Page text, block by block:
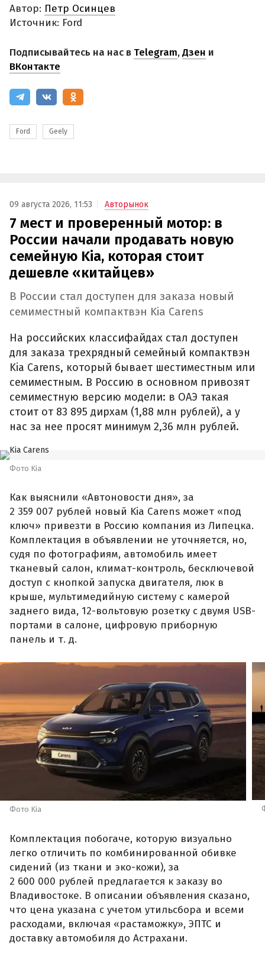
Автор: Петр Осинцев
Источник: Ford
Подписывайтесь на нас в Telegram,Дзен и
ВКонтакте
Ford Geely
09 августа 2026, 11:53 Авторынок
7 мест и проверенный мотор: в
России начали продавать новую
семейную Kia, которая стоит
дешевле «китайцев»
В России стал доступен для заказа новый
семиместный компактвэн Kia Carens
На российских классифайдах стал доступен
для заказа трехрядный семейный компактвэн
Kia Carens, который бывает шестиместным или
семиместным. В Россию в основном привозят
семиместную версию модели: в ОАЭ такая
стоит от 83 895 дирхам (1,88 млн рублей), а у
нас за нее просят минимум 2,36 млн рублей.
Фото Kia
Как выяснили «Автоновости дня», за
2 359 007 рублей новый Kia Carens может «под
ключ» привезти в Россию компания из Липецка.
Комплектация в объявлении не уточняется, но,
судя по фотографиям, автомобиль имеет
тканевый салон, климат-контроль, бесключевой
доступ с кнопкой запуска двигателя, люк в
крыше, мультимедийную систему с камерой
заднего вида, 12-вольтовую розетку с двумя USB-
портами в салоне, цифровую приборную
панель и т. д.
Фото Kia
Комплектация побогаче, которую визуально
легко отличить по комбинированной обивке
сидений (из ткани и эко-кожи), за
2 600 000 рублей предлагается к заказу во
Владивостоке. В описании объявления сказано,
что цена указана с учетом утильсбора и всеми
расходами, включая «растаможку», ЭПТС и
доставку автомобиля до Астрахани.